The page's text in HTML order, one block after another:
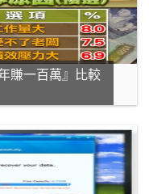
賺一百萬』比較